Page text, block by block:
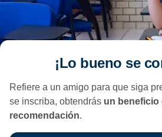
¡Lo bueno se
Refiere a un amigo para que siga
se inscriba, obtendrás un beneficio
recomendación.